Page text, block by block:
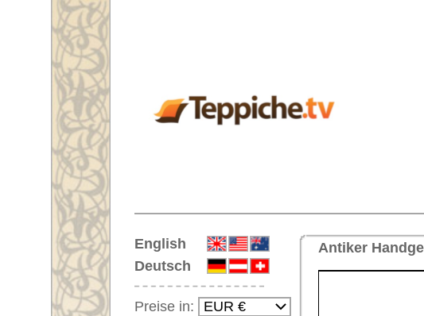
English
Deutsch
Preise in:
Maße anzeigen in:
Einloggen
Noch kein Kunden-
Login?